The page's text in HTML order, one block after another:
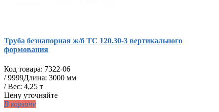
Труба безнапорная ж/б ТС 120.30-3 вертикального
формования
Код товара: 7322-06
/9999Длина: 3000 мм
/ Вес: 4,25 т
Цену уточняйте
В корзину